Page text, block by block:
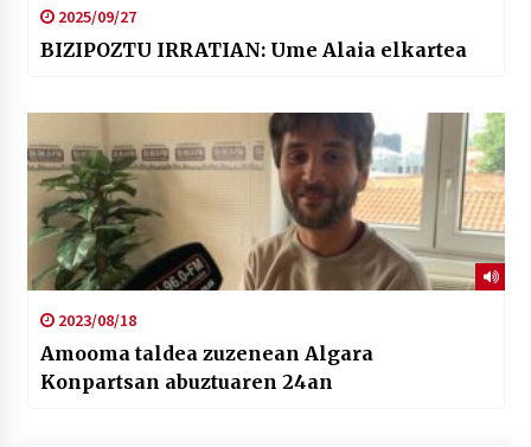
2025/09/27
BIZIPOZTU IRRATIAN: Ume Alaia elkartea
2023/08/18
Amooma taldea zuzenean Algara
Konpartsan abuztuaren 24an